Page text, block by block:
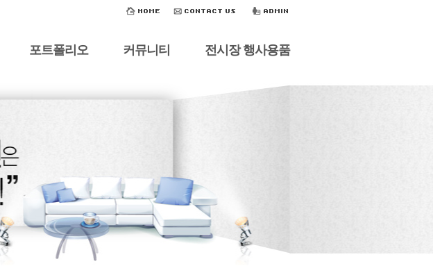
포트폴리오 커뮤니티 전시장 행사용품